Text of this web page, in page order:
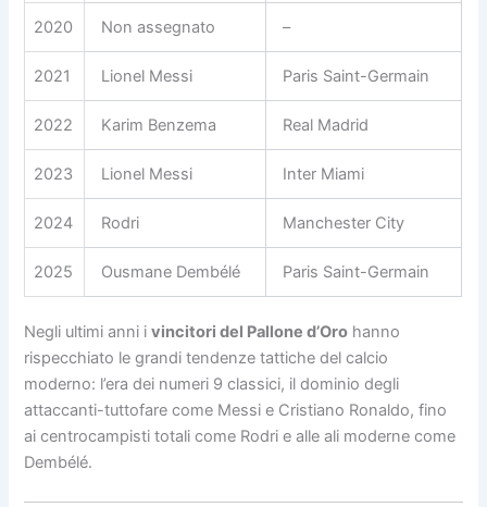
2020 Non assegnato –
2021 Lionel Messi Paris Saint-Germain
2022 Karim Benzema Real Madrid
2023 Lionel Messi Inter Miami
2024 Rodri Manchester City
2025 Ousmane Dembélé Paris Saint-Germain
Negli ultimi anni ivincitori del Pallone d’Oro hanno
rispecchiato le grandi tendenze tattiche del calcio
moderno: l’era dei numeri 9 classici, il dominio degli
attaccanti-tuttofare come Messi e Cristiano Ronaldo, fino
ai centrocampisti totali come Rodri e alle ali moderne come
Dembélé.